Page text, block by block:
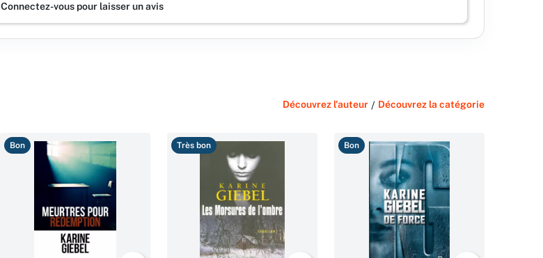
Connectez-vous pour laisser un avis
Découvrez l'auteur / Découvrez la catégorie
Bon Très bon Bon